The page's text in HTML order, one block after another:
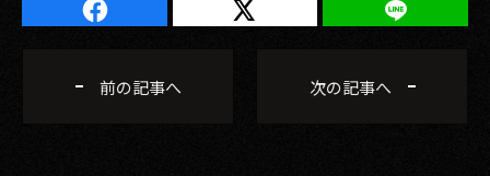
前の記事へ 次の記事へ